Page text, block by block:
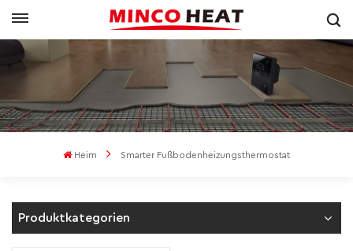
Heim Smarter Fußbodenheizungsthermostat
Produktkategorien